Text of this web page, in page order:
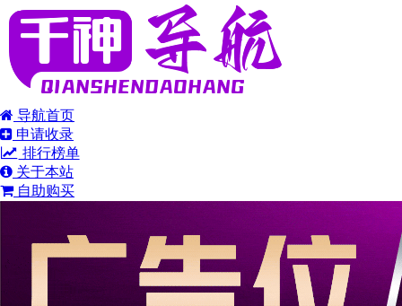
导航首页
申请收录
排行榜单
关于本站
自助购买